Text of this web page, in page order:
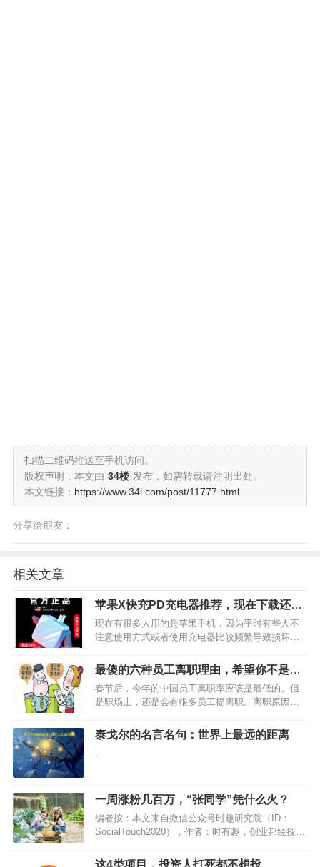
扫描二维码推送至手机访问。
版权声明：本文由 34楼 发布，如需转载请注明出处。
本文链接： https://www.34l.com/post/11777.html
分享给朋友：
相关文章
苹果X快充PD充电器推荐，现在下载还有
优惠券可以领呢
现在有很多人用的是苹果手机，因为平时有些人不
注意使用方式或者使用充电器比较频繁导致损坏。
的，不能用安卓手机的充电器充苹果手机。所以，
大家如果苹果手机充电器损坏了，需要购买的话就
要买个专门的苹果手机…
最傻的六种员工离职理由，希望你不是其
中一员
春节后，今年的中国员工离职率应该是最低的。但
是职场上，还是会有很多员工提离职。离职原因各
等。那么，最傻的六种员工离职是哪些呢？…
泰戈尔的名言名句：世界上最远的距离
…
一周涨粉几百万，“张同学”凭什么火？
编者按：本文来自微信公众号时趣研究院（ID：
SocialTouch2020），作者：时有趣，创业邦经授权
屏了抖音，相关话题频频登上热榜，甚至还得到了
这4类项目，投资人打死都不想投